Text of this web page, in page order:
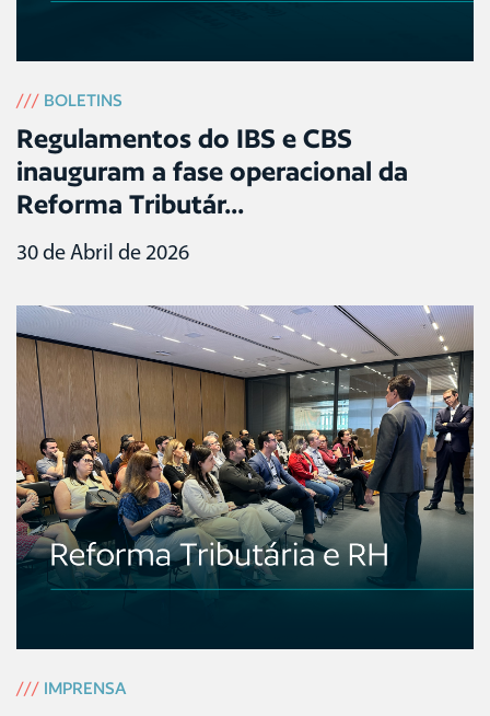
/// BOLETINS
Regulamentos do IBS e CBS
inauguram a fase operacional da
Reforma Tributár...
30 de Abril de 2026
/// IMPRENSA